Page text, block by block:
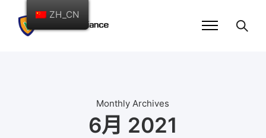
Monthly Archives
6月 2021
ZH_CN